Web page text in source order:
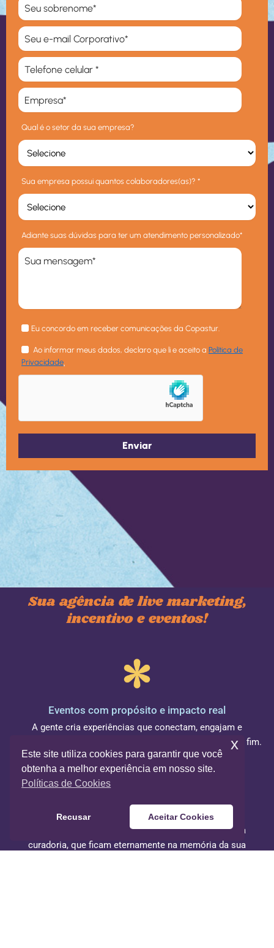
Qual é o setor da sua empresa?
Sua empresa possui quantos colaboradores(as)? *
Adiante suas dúvidas para ter um atendimento personalizado*
Eu concordo em receber comunicações da Copastur.
Ao informar meus dados, declaro que li e aceito a Política de
Privacidade.
Sua agência de live marketing,
incentivo e eventos!
Eventos com propósito e impacto real
A gente cria experiências que conectam, engajam e
encantam seu público em qualquer ocasião, do início ao fim.
Viagens de incentivo que marcam
Motivação, reconhecimento e vivências com a nossa
curadoria, que ficam eternamente na memória da sua
Este site utiliza cookies para garantir que você
obtenha a melhor experiência em nosso site.
Políticas de Cookies
Recusar Aceitar Cookies
x